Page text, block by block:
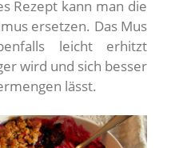
Rezept kann man die
ersetzen. Das Mus
leicht erhitzt
wird und sich besser
lässt.